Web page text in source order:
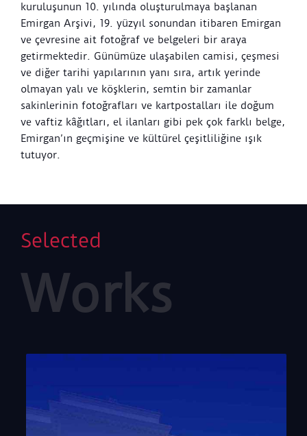
kuruluşunun 10. yılında oluşturulmaya başlanan
Emirgan Arşivi, 19. yüzyıl sonundan itibaren Emirgan
ve çevresine ait fotoğraf ve belgeleri bir araya
getirmektedir. Günümüze ulaşabilen camisi, çeşmesi
ve diğer tarihi yapılarının yanı sıra, artık yerinde
olmayan yalı ve köşklerin, semtin bir zamanlar
sakinlerinin fotoğrafları ve kartpostalları ile doğum
ve vaftiz kâğıtları, el ilanları gibi pek çok farklı belge,
Emirgan’ın geçmişine ve kültürel çeşitliliğine ışık
tutuyor.
Selected
Works